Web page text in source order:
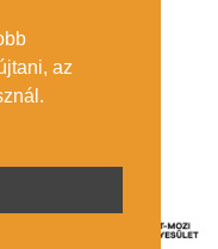
az
ÚT 21.